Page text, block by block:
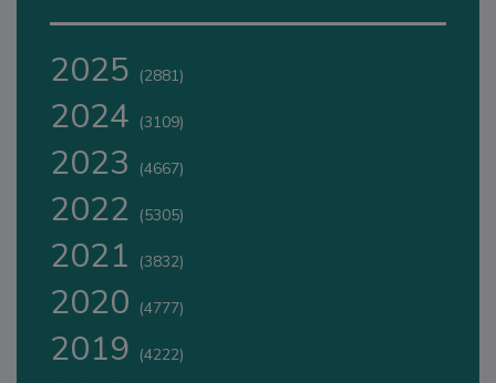
2025 (2881)
2024 (3109)
2023 (4667)
2022 (5305)
2021 (3832)
2020 (4777)
2019 (4222)